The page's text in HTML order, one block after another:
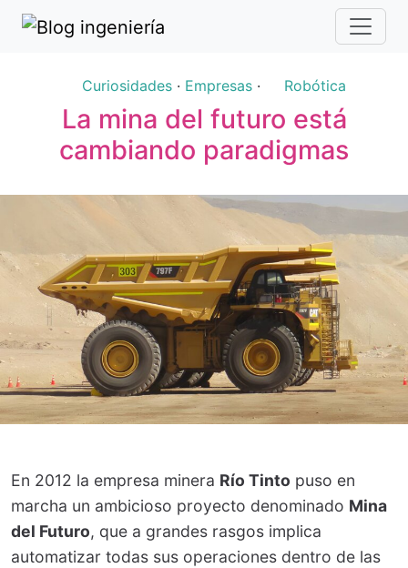
Curiosidades· Empresas· Robótica
La mina del futuro está
cambiando paradigmas
En 2012 la empresa minera Río Tinto puso en
marcha un ambicioso proyecto denominado Mina
del Futuro, que a grandes rasgos implica
automatizar todas sus operaciones dentro de las